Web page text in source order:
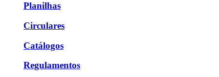
Planilhas
Circulares
Catálogos
Regulamentos